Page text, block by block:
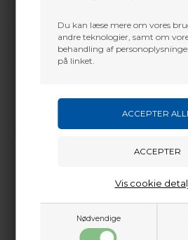
Du kan læse mere om vores
andre teknologier, samt om
behandling af
på linket.
Nødvendige
Vis cookie